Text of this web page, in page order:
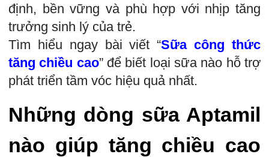
định, bền vững và phù hợp với nhịp tăng
trưởng sinh lý của trẻ.
Tìm hiểu ngay bài viết “Sữa công thức
tăng chiều cao” để biết loại sữa nào hỗ trợ
phát triển tầm vóc hiệu quả nhất.
Những dòng sữa Aptamil
nào giúp tăng chiều cao